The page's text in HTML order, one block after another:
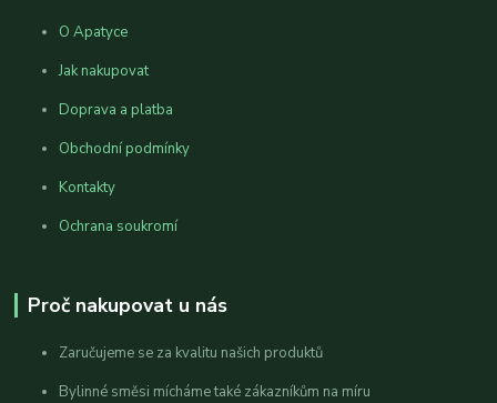
O Apatyce
Jak nakupovat
Doprava a platba
Obchodní podmínky
Kontakty
Ochrana soukromí
Proč nakupovat u nás
Zaručujeme se za kvalitu našich produktů
Bylinné směsi mícháme také zákazníkům na míru